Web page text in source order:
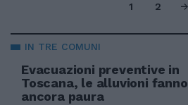
1 2
IN TRE COMUNI
Evacuazioni preventive in
Toscana, le alluvioni fanno
ancora paura